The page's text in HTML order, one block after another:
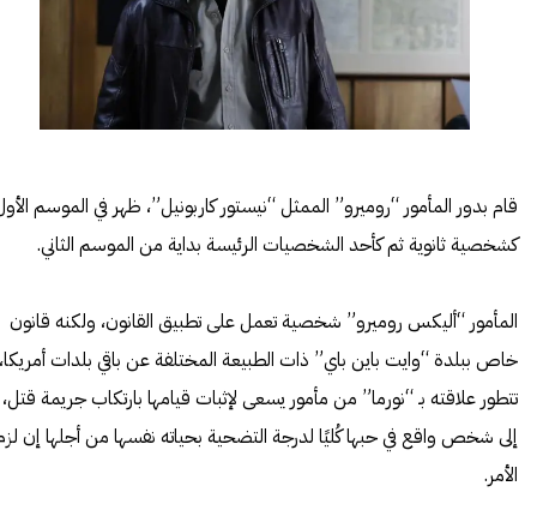
قام بدور المأمور “روميرو” الممثل “نيستور كاربونيل”، ظهر في الموسم
كشخصية ثانوية ثم كأحد الشخصيات الرئيسة بداية من الموسم الثاني.
المأمور “أليكس روميرو” شخصية تعمل على تطبيق القانون، ولكنه قانون
خاص ببلدة “وايت باين باي” ذات الطبيعة المختلفة عن باقي بلدات أمريكا،
تتطور علاقته بـ “نورما” من مأمور يسعى لإثبات قيامها بارتكاب جريمة قتل،
إلى شخص واقع في حبها كُليًا لدرجة التضحية بحياته نفسها من أجلها إن
الأمر.